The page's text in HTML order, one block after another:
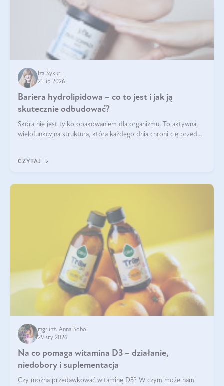
Iza Sykut
21 lip 2026
Bariera hydrolipidowa – co to jest i jak ją
skutecznie odbudować?
Skóra nie jest tylko opakowaniem dla organizmu. To aktywna,
wielofunkcyjna struktura, która każdego dnia chroni cię przed
bariera hydrolipidowa.
CZYTAJ
mgr inż. Anna Sobol
29 sty 2026
Na co pomaga witamina D3 – działanie,
niedobory i suplementacja
Czy można przedawkować witaminę D3? W czym może nam